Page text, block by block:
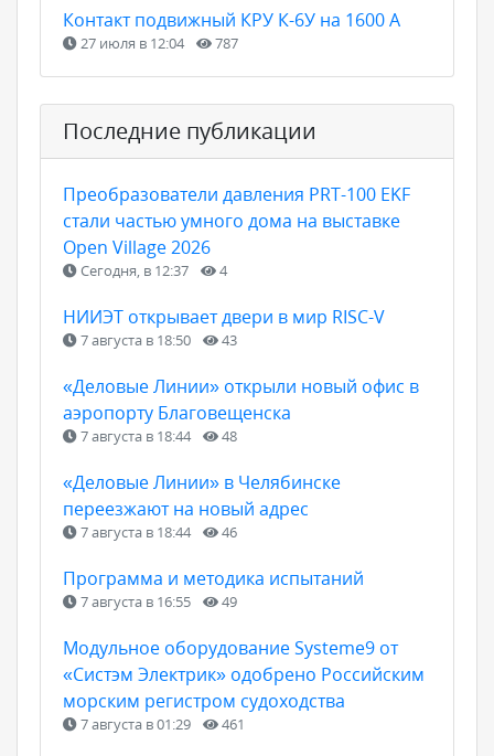
Контакт подвижный КРУ К-6У на 1600 А
27 июля в 12:04 787
Последние публикации
Преобразователи давления PRT-100 EKF
стали частью умного дома на выставке
Open Village 2026
Сегодня, в 12:37 4
НИИЭТ открывает двери в мир RISC-V
7 августа в 18:50 43
«Деловые Линии» открыли новый офис в
аэропорту Благовещенска
7 августа в 18:44 48
«Деловые Линии» в Челябинске
переезжают на новый адрес
7 августа в 18:44 46
Программа и методика испытаний
7 августа в 16:55 49
Модульное оборудование Systeme9 от
«Систэм Электрик» одобрено Российским
морским регистром судоходства
7 августа в 01:29 461